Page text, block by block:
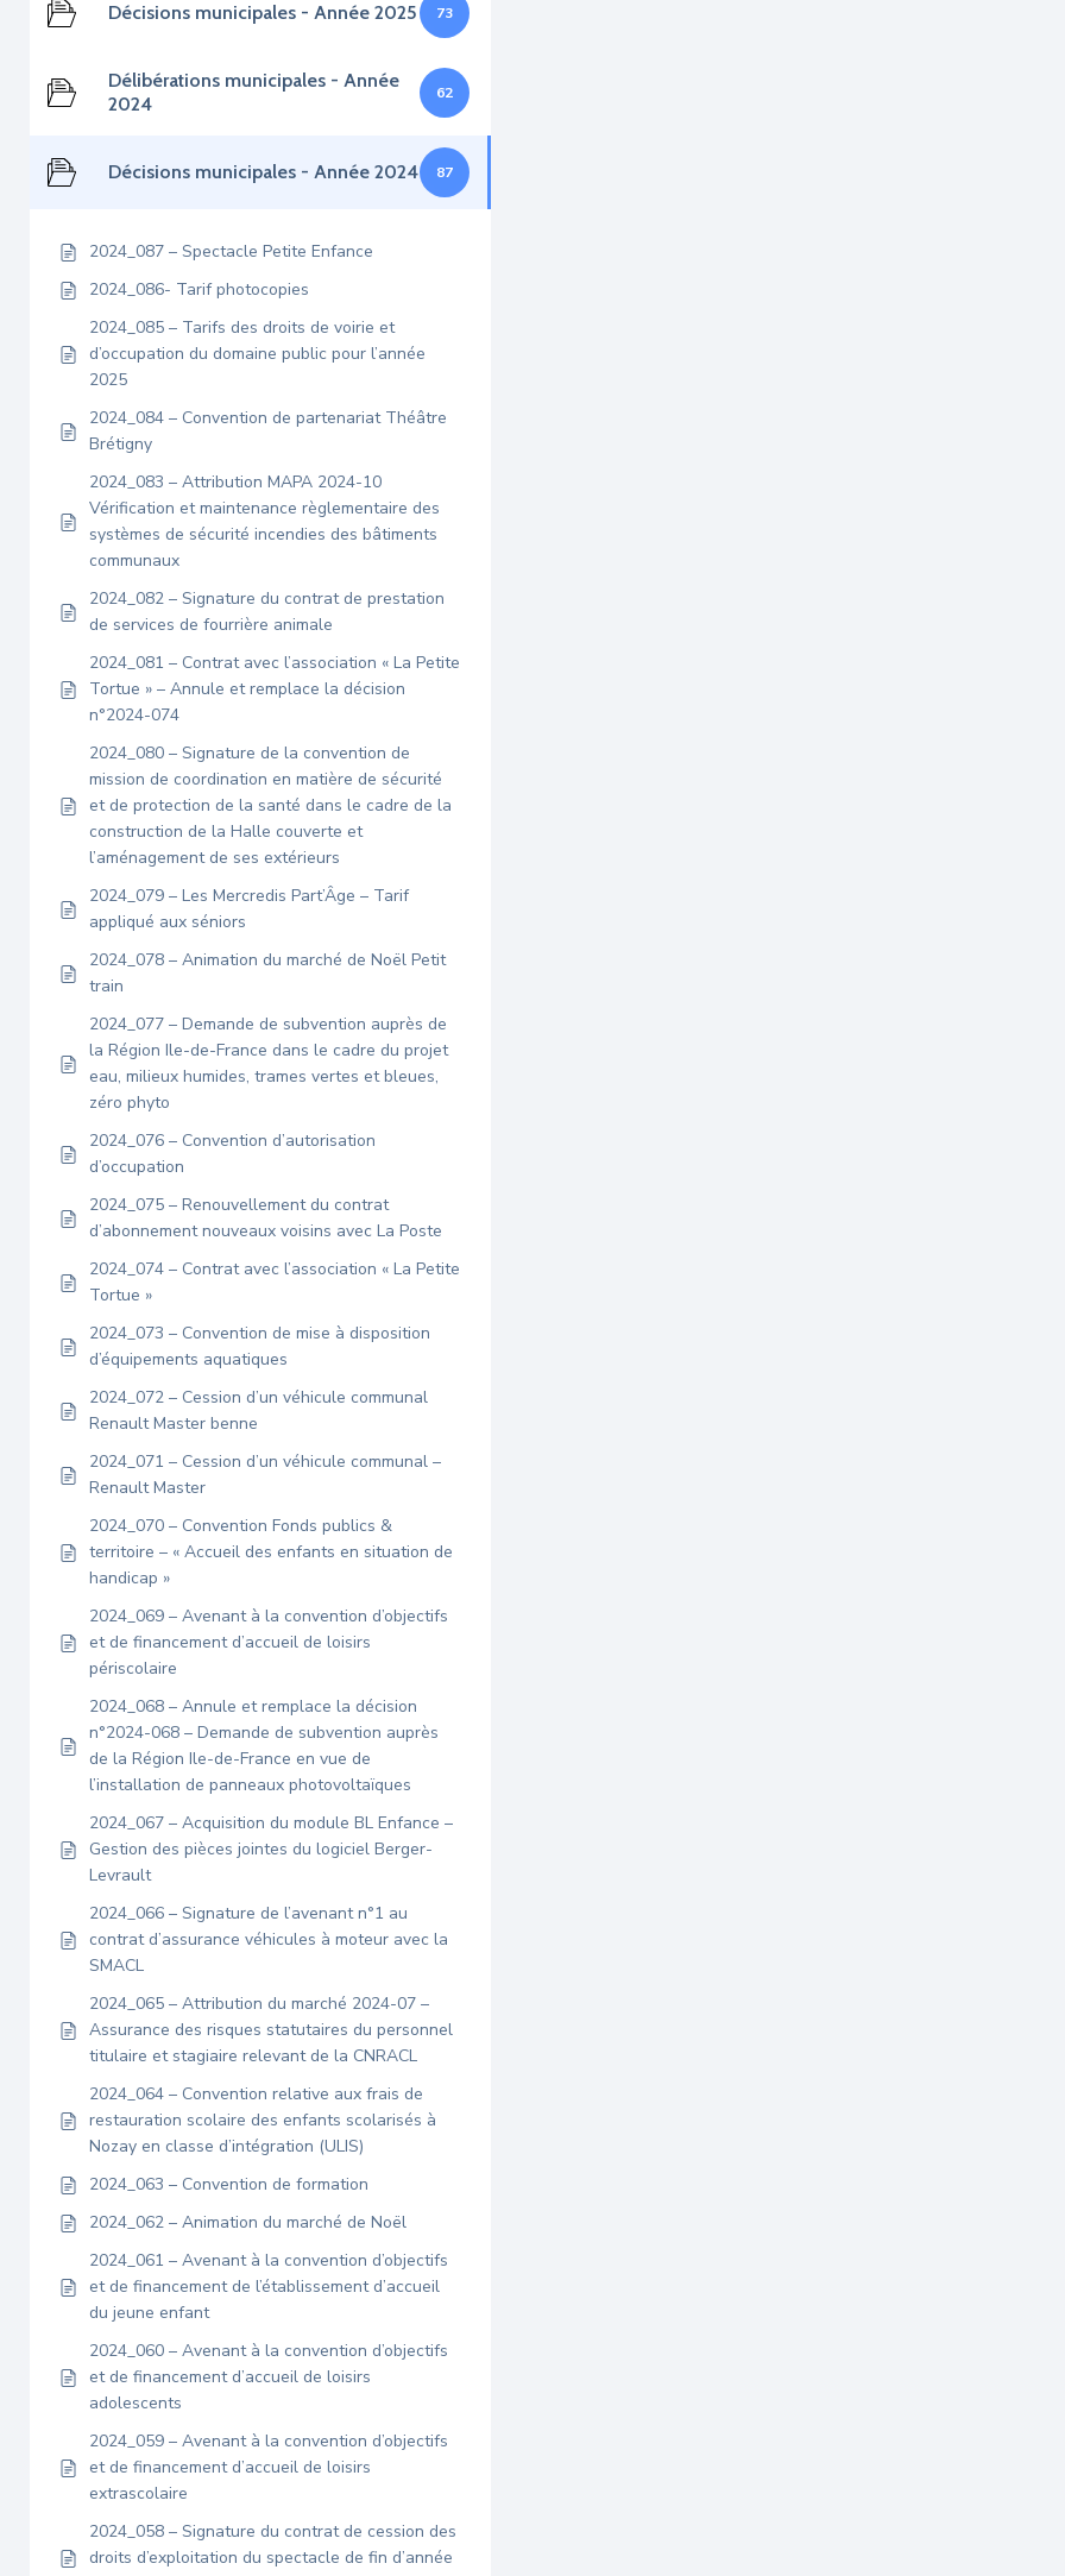
Décisions municipales - Année 2025 73
Délibérations municipales - Année
2024
62
Décisions municipales - Année 2024 87
2024_087 – Spectacle Petite Enfance
2024_086- Tarif photocopies
2024_085 – Tarifs des droits de voirie et
d’occupation du domaine public pour l’année
2025
2024_084 – Convention de partenariat Théâtre
Brétigny
2024_083 – Attribution MAPA 2024-10
Vérification et maintenance règlementaire des
systèmes de sécurité incendies des bâtiments
communaux
2024_082 – Signature du contrat de prestation
de services de fourrière animale
2024_081 – Contrat avec l’association « La Petite
Tortue » – Annule et remplace la décision
n°2024-074
2024_080 – Signature de la convention de
mission de coordination en matière de sécurité
et de protection de la santé dans le cadre de la
construction de la Halle couverte et
l’aménagement de ses extérieurs
2024_079 – Les Mercredis Part’Âge – Tarif
appliqué aux séniors
2024_078 – Animation du marché de Noël Petit
train
2024_077 – Demande de subvention auprès de
la Région Ile-de-France dans le cadre du projet
eau, milieux humides, trames vertes et bleues,
zéro phyto
2024_076 – Convention d’autorisation
d’occupation
2024_075 – Renouvellement du contrat
d’abonnement nouveaux voisins avec La Poste
2024_074 – Contrat avec l’association « La Petite
Tortue »
2024_073 – Convention de mise à disposition
d’équipements aquatiques
2024_072 – Cession d’un véhicule communal
Renault Master benne
2024_071 – Cession d’un véhicule communal –
Renault Master
2024_070 – Convention Fonds publics &
territoire – « Accueil des enfants en situation de
handicap »
2024_069 – Avenant à la convention d’objectifs
et de financement d’accueil de loisirs
périscolaire
2024_068 – Annule et remplace la décision
n°2024-068 – Demande de subvention auprès
de la Région Ile-de-France en vue de
l’installation de panneaux photovoltaïques
2024_067 – Acquisition du module BL Enfance –
Gestion des pièces jointes du logiciel Berger-
Levrault
2024_066 – Signature de l’avenant n°1 au
contrat d’assurance véhicules à moteur avec la
SMACL
2024_065 – Attribution du marché 2024-07 –
Assurance des risques statutaires du personnel
titulaire et stagiaire relevant de la CNRACL
2024_064 – Convention relative aux frais de
restauration scolaire des enfants scolarisés à
Nozay en classe d’intégration (ULIS)
2024_063 – Convention de formation
2024_062 – Animation du marché de Noël
2024_061 – Avenant à la convention d’objectifs
et de financement de l’établissement d’accueil
du jeune enfant
2024_060 – Avenant à la convention d’objectifs
et de financement d’accueil de loisirs
adolescents
2024_059 – Avenant à la convention d’objectifs
et de financement d’accueil de loisirs
extrascolaire
2024_058 – Signature du contrat de cession des
droits d’exploitation du spectacle de fin d’année